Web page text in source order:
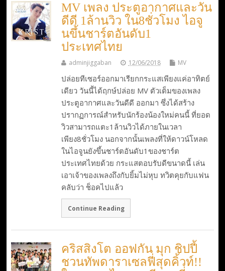
MV เพลง ประตูอากาศและวัน
ดีดี 1ล้านวิว ใน8ชั่วโมง ไอจู
นขึ้นชาร์ตอันดับ1
ประเทศไทย
adminjiggaban 12/06/2018 MV
ปล่อยทีเซอร์ออกมาเรียกกระแสเพียงแค่อาทิตย์
เดียว วันนี้ได้ฤกษ์ปล่อย MV ตัวเต็มของเพลง
ประตูอากาศและวันดีดี ออกมา ซึ่งได้สร้าง
ปรากฏการณ์สำหรับนักร้องน้องใหม่คนนี้ ที่ยอด
วิวสามารถแตะ1ล้านวิวได้ภายในเวลา
เพียง8ชั่วโมง นอกจากนั้นเพลงที่ให้ดาวน์โหลด
ในไอจูนยังขึ้นชาร์ตอันดับ1ของชาร์ต
ประเทศไทยด้วย กระแสตอบรับดีขนาดนี้ เล่น
เอาเจ้าของเพลงถึงกับยิ้มไม่หุบ ทวิตคุยกับแฟน
คลับว่า ช็อคไปแล้ว
Continue Reading
คริสสิงโต ออฟกัน มุก ชิปปี้
ชวนทัพดาราเซลฟี่สุดคิ้วท์!!